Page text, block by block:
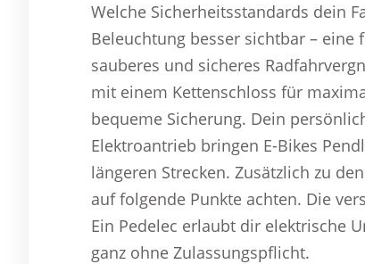
Welche Sicherheitsstandards dein
Beleuchtung besser sichtbar –
sauberes und sicheres
mit einem Kettenschloss für
bequeme Sicherung. Dein
Elektroantrieb bringen E-Bikes
längeren Strecken. Zusätzlich zu
auf folgende Punkte achten. Die
Ein Pedelec erlaubt dir elektrische
ganz ohne Zulassungspflicht.